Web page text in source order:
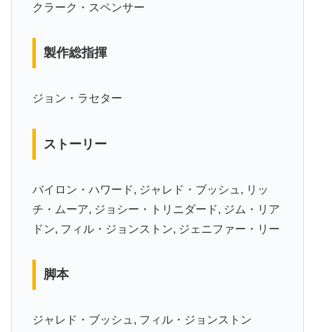
クラーク・スペンサー
製作総指揮
ジョン・ラセター
ストーリー
バイロン・ハワード, ジャレド・ブッシュ, リッ
チ・ムーア, ジョシー・トリニダード, ジム・リア
ドン, フィル・ジョンストン, ジェニファー・リー
脚本
ジャレド・ブッシュ, フィル・ジョンストン